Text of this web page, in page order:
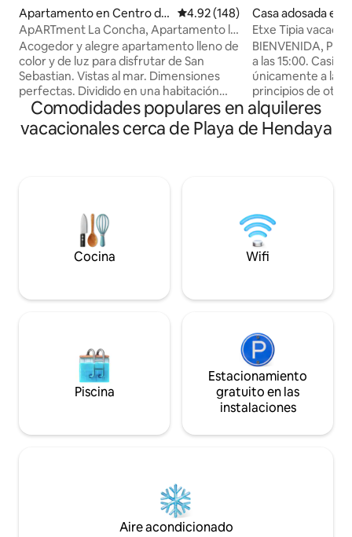
Apartamento en Centro de
San Sebastián
Calificación promedio: 4.92 de
4.92 (148)
ApARTment La Concha, Apartamento la
concha studio
Acogedor y alegre apartamento lleno de
color y de luz para disfrutar de San
Sebastian. Vistas al mar. Dimensiones
perfectas. Dividido en una habitación
espaciosa y con buenos armarios, un
salón comedor amplio con un sofá super
cómodo y cuadros modernos, una
la lavadora y el termo de agua caliente.
Apartamento con entrada privada. Dos
plazas de garaje disponibles. Atención!!
La entrada a los garajes es estrecho,
acceder. Sistema de alarma opcional.
restaurantes, paseos o visitas. Limpieza
diaria opcional, compra a demanda antes
de la llegada, reservas en restaurantes
con estrella Michelin u otros
restaurantes, rutas por el Pais Vasco y
aventura, alquiler de coche con chofer
locales, visitas a la ciudad, salidas al mar
Casa adosada en
Etxe Tipia vacaciones sencillas y
tranquilas
BIENVENIDA, Presente en su recepción ,
a las 15:00. Casita antigua dedicada
únicamente a las
principios de
garaje). Simple,
Hendaya ciudad,
Terraza: se
cama plegable
toallas * Lugar para el automóvil en el
camino de
Comodidades populares en alquileres
vacacionales cerca de Playa de Hendaya
Cocina Wifi
Piscina
Estacionamiento
gratuito en las
instalaciones
Aire acondicionado